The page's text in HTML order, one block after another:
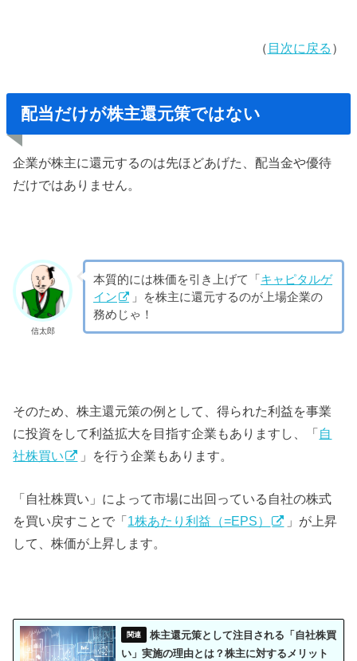
（ 目次に戻る ）
配当だけが株主還元策ではない
企業が株主に還元するのは先ほどあげた、配当金や優待
だけではありません。
信太郎
本質的には株価を引き上げて「 キャピタルゲ
イン
」を株主に還元するのが上場企業の
務めじゃ！
そのため、株主還元策の例として、得られた利益を事業
に投資をして利益拡大を目指す企業もありますし、「自
社株買い
」を行う企業もあります。
「自社株買い」によって市場に出回っている自社の株式
を買い戻すことで「 1株あたり利益（=EPS）
」が上昇
して、株価が上昇します。
株主還元策として注目される「自社株買
い」実施の理由とは？株主に対するメリット